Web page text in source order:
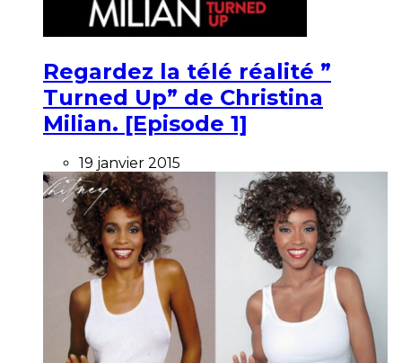
Regardez la télé réalité ”
Turned Up” de Christina
Milian. [Episode 1]
19 janvier 2015